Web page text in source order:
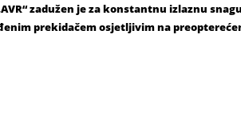
zadužen je za konstantnu izlaznu
prekidačem osjetljivim na